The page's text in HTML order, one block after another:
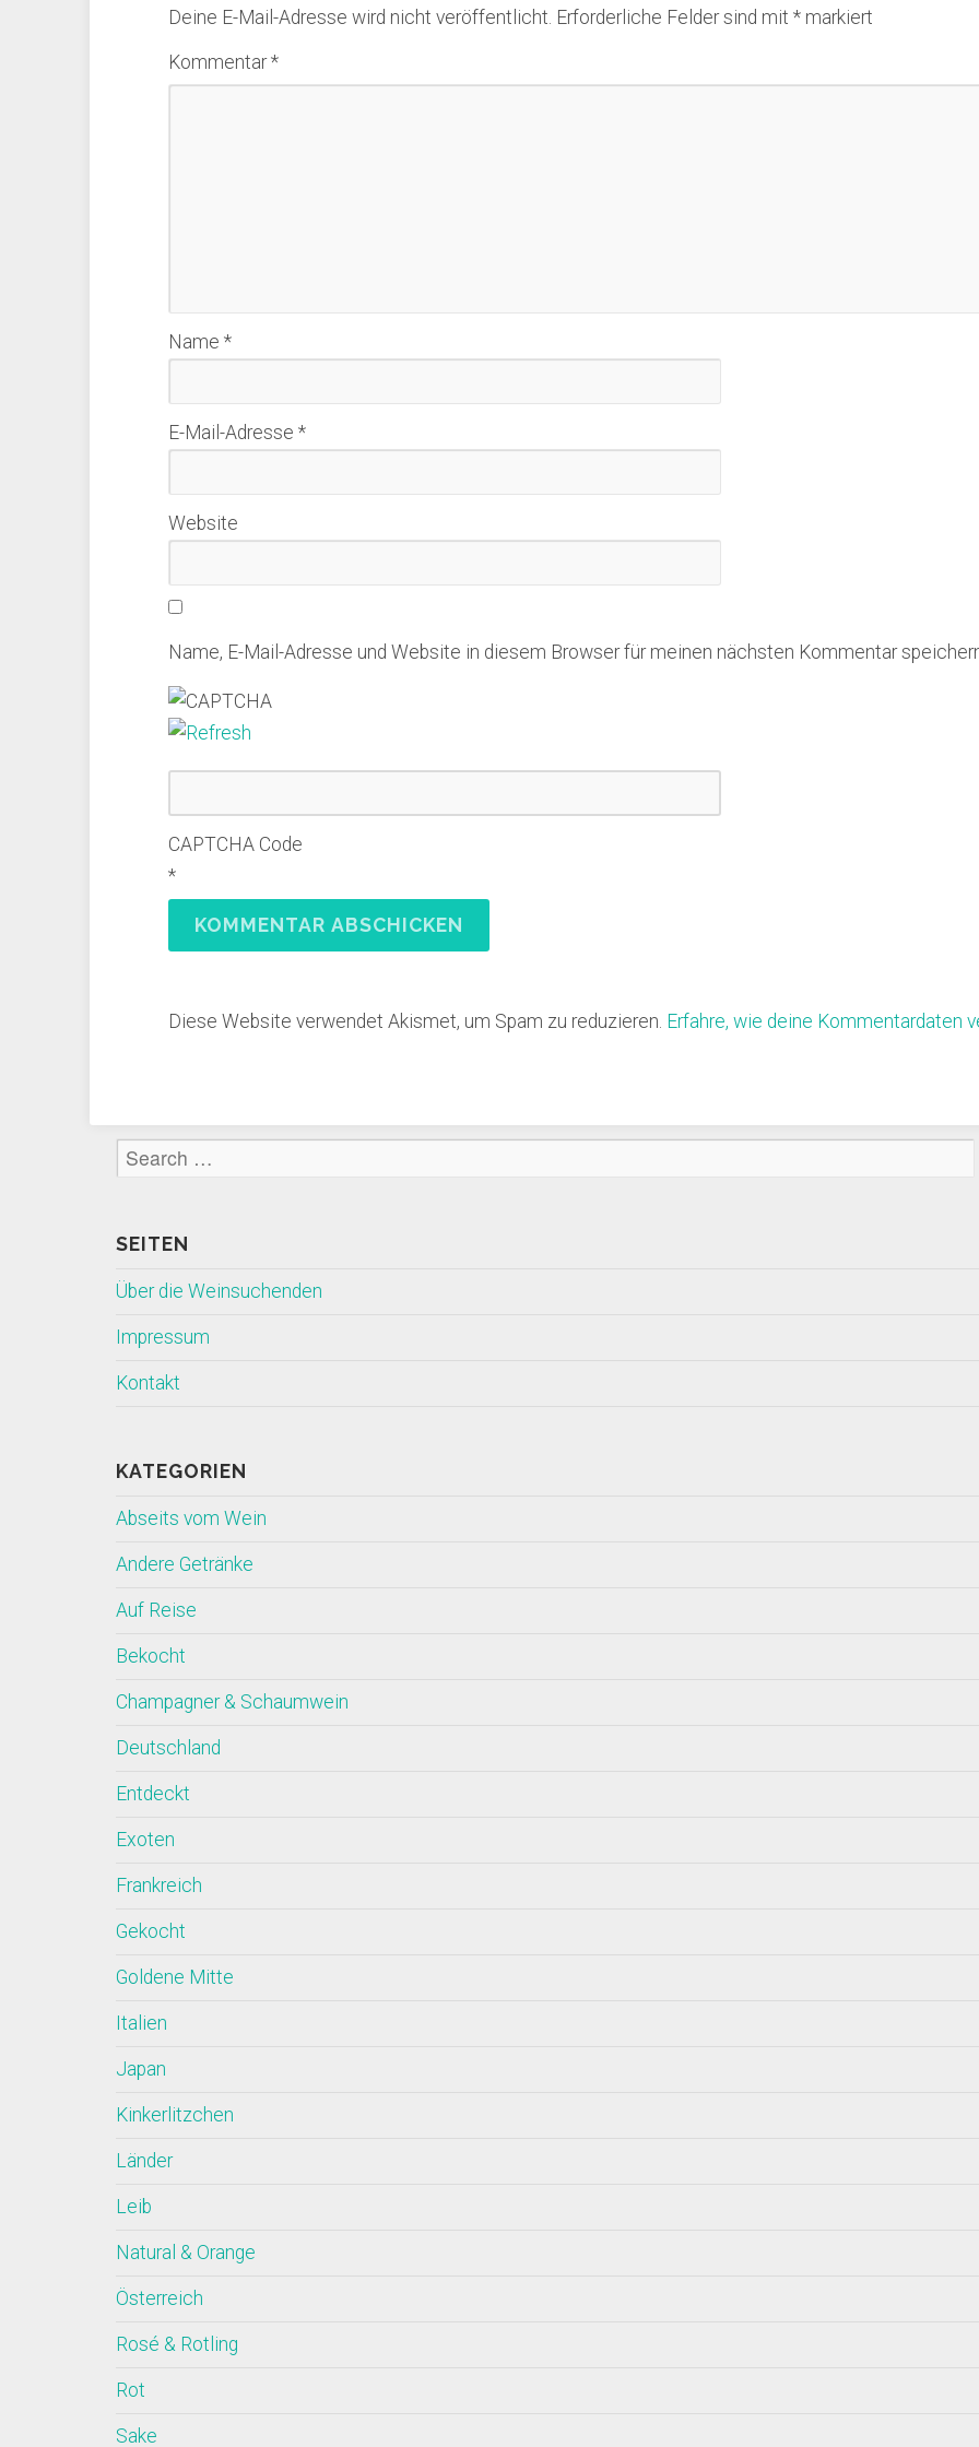
Deine E-Mail-Adresse wird nicht veröffentlicht. Erforderliche Felder sind mit * markiert
Kommentar*
Name *
E-Mail-Adresse *
Website
Name, E-Mail-Adresse und Website in diesem Browser für meinen nächsten Kommentar
CAPTCHA Code
*
Diese Website verwendet Akismet, um Spam zu reduzieren. Erfahre, wie deine Kommentardaten
SEITEN
Über die Weinsuchenden
Impressum
Kontakt
KATEGORIEN
Abseits vom Wein
Andere Getränke
Auf Reise
Bekocht
Champagner & Schaumwein
Deutschland
Entdeckt
Exoten
Frankreich
Gekocht
Goldene Mitte
Italien
Japan
Kinkerlitzchen
Länder
Leib
Natural & Orange
Österreich
Rosé & Rotling
Rot
Sake